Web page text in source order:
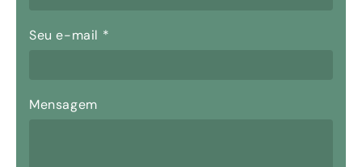
Seu e-mail *
Mensagem